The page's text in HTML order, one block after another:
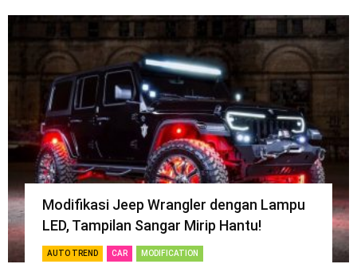
Modifikasi Jeep Wrangler dengan Lampu
LED, Tampilan Sangar Mirip Hantu!
AUTO TREND CAR MODIFICATION